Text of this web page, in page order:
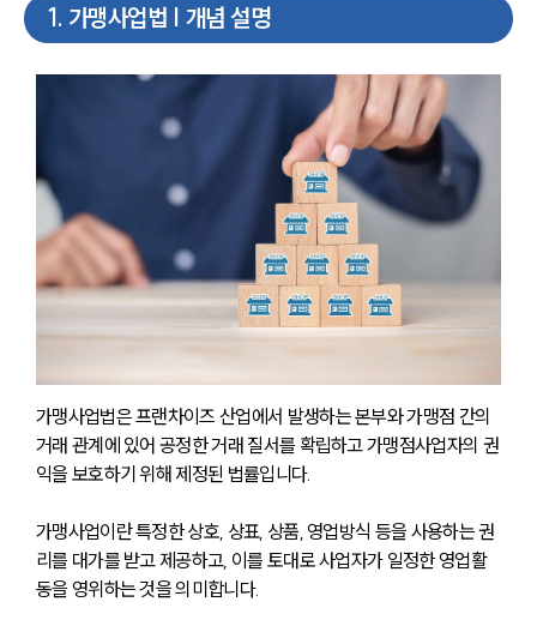
1 . 가맹사업법 | 개념 설명
가맹사업법은 프랜차이즈 산업에서 발생하는 본부와 가맹점 간의
거래 관계에 있어 공정한 거래 질서를 확립하고 가맹점사업자의 권
익을 보호하기 위해 제정된 법률입니다.
가맹사업이란 특정한 상호, 상표, 상품, 영업방식 등을 사용하는 권
리를 대가를 받고 제공하고, 이를 토대로 사업자가 일정한 영업활
동을 영위하는 것을 의미합니다.